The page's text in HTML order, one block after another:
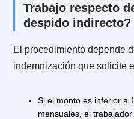
Denuncia a un
derechos
Constancia laboral
trabajadores: